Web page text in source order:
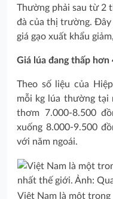
Thường phải sau từ 2
đà của thị trường. Đây
giá gạo xuất khẩu
Giá lúa đang thấp hơn
Theo số liệu của
mỗi kg lúa thường tại
thơm 7.000-8.500
xuống 8.000-9.500
với năm ngoái.
Việt Nam là một trong